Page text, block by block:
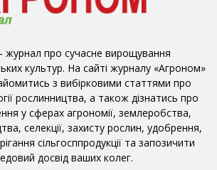
журнал про сучасне вирощування
культур. На сайті журналу «Агроном»
з вибірковими статтями про
рослинництва, а також дізнатись про
у сферах агрономії, землеробства,
селекції, захисту рослин, удобрення,
сільгосппродукції та запозичити
досвід ваших колег.